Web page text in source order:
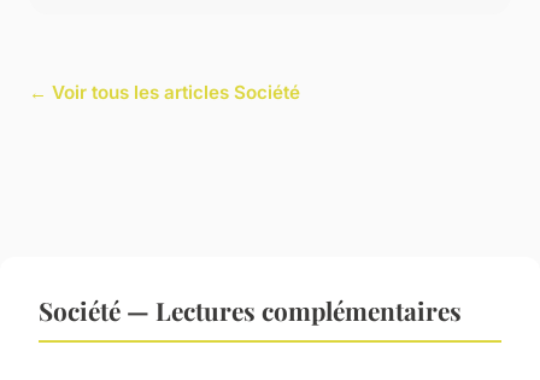
← Voir tous les articles Société
Société — Lectures complémentaires